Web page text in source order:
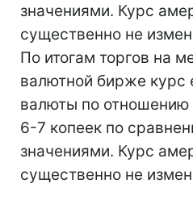
значениями. Курс
существенно не
По итогам торгов на
валютной бирже курс
валюты по отношению
6-7 копеек по
значениями. Курс
существенно не